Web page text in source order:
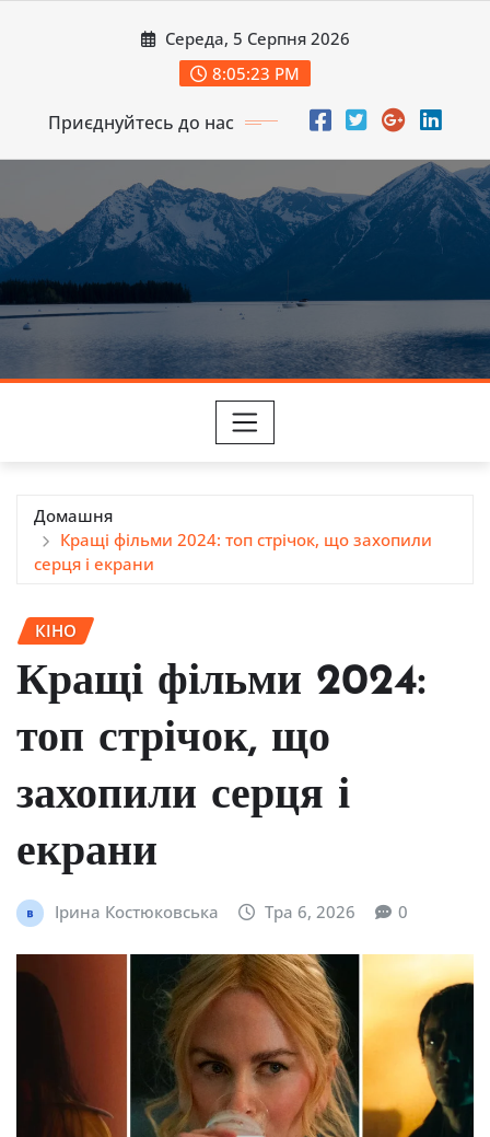
Середа, 5 Серпня 2026
8:05:24 PM
Приєднуйтесь до нас
Домашня
Кращі фільми 2024: топ стрічок, що захопили
серця і екрани
КІНО
Кращі фільми 2024:
топ стрічок, що
захопили серця і
екрани
Ірина Костюковська Тра 6, 2026 0